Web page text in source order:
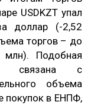
USDKZT упал
доллар (-2,52
торгов – до
Подобная
связана с
объема
покупок в ЕНПФ,